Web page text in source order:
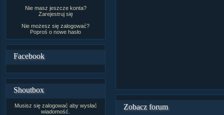
Nie masz jeszcze konta?
Zarejestruj się
Nie możesz się zalogować?
Poproś o nowe hasło
Facebook
Shoutbox
Musisz się zalogować aby wysłać
wiadomość.
Zobacz forum